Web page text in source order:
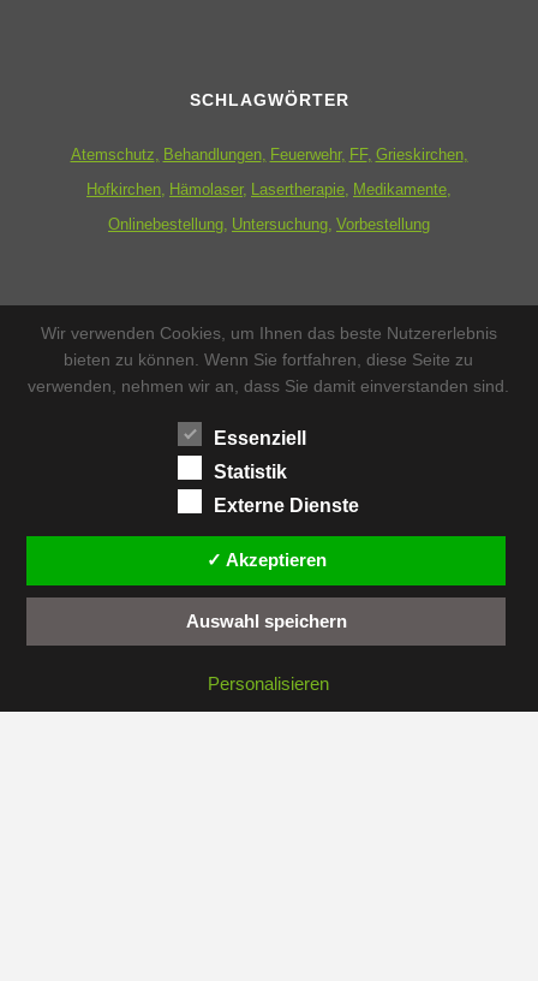
SCHLAGWÖRTER
Atemschutz Behandlungen Feuerwehr FF Grieskirchen
Hofkirchen Hämolaser Lasertherapie Medikamente
Onlinebestellung Untersuchung Vorbestellung
Sitemap
Wir verwenden Cookies, um Ihnen das beste Nutzererlebnis
bieten zu können. Wenn Sie fortfahren, diese Seite zu
verwenden, nehmen wir an, dass Sie damit einverstanden sind.
Essenziell
Statistik
Externe Dienste
✓ Akzeptieren
Auswahl speichern
Personalisieren